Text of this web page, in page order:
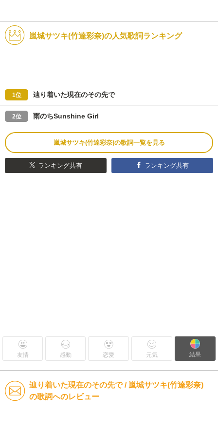
嵐城サツキ(竹達彩奈)の人気歌詞ランキング
1位 辿り着いた現在のその先で
2位 雨のちSunshine Girl
嵐城サツキ(竹達彩奈)の歌詞一覧を見る
ランキング共有 ランキング共有
友情 感動 恋愛 元気 結果
辿り着いた現在のその先で / 嵐城サツキ(竹達彩奈)
の歌詞へのレビュー